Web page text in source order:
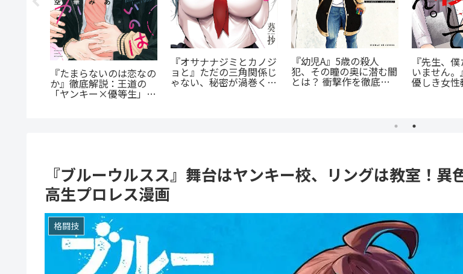
『捕虜英雄』完全解説！
最底辺から駆け上がる至
高のカタルシス
『群脳教室』の魅力を徹
底解説！教室が脳だら
け？衝撃サスペンスを今
すぐ読むべき5つの理由
『恋する天使は罪深い』
徹底ガイド！堕天寸前の
問題児たちの、禁欲ラブ
蒼井まも
の子』レビ
ての葛藤
涙が止ま
『ブルーウルスス』舞台はヤンキー校、リングは教室！異
高生プロレス漫画
格闘技